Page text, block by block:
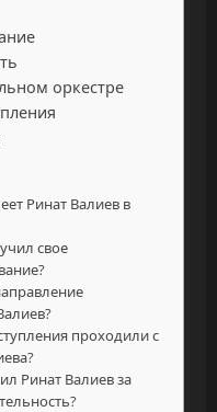
оркестре
Ринат Валиев в
свое
проходили с
Ринат Валиев за